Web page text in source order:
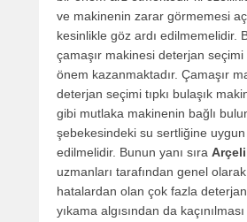
ve makinenin zarar görmemesi
kesinlikle göz ardı edilmemelidir.
çamaşır makinesi deterjan
önem kazanmaktadır. Çamaşır
deterjan seçimi tıpkı bulaşık
gibi mutlaka makinenin bağlı
şebekesindeki su sertliğine
edilmelidir. Bunun yanı sıra
uzmanları tarafından genel olarak
hatalardan olan çok fazla
yıkama algısından da